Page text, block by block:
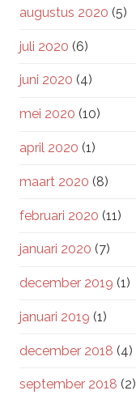
augustus 2020 (5)
juli 2020 (6)
juni 2020 (4)
mei 2020 (10)
april 2020 (1)
maart 2020 (8)
februari 2020 (11)
januari 2020 (7)
december 2019 (1)
januari 2019 (1)
december 2018 (4)
september 2018 (2)